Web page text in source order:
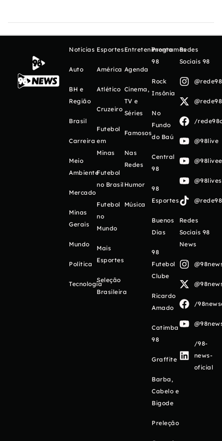
Notícias
Auto
BH e
Região
Brasil
Carreira
Meio
Ambiente
Mercado
Minas
Gerais
Mundo
Política
Tecnologia
Esportes
América
Atlético
Cruzeiro
Futebol
em
Minas
Futebol
no Brasil
Futebol
no
Mundo
Mais
Esportes
Seleção
Brasileira
Entretenimento
Agenda
Cinema,
TV e
Séries
Famosos
Nas
Redes
Humor
Música
Programas
98
Rock
Insônia
No
Fundo
do Baú
Central
98
98
Esportes
Buenos
Días
98
Futebol
Clube
Ricardo
Amado
Catimba
98
Graffite
Barba,
Cabelo e
Bigode
Preleção
Redes
Sociais 98
/
@98live
Redes
Sociais 98
News
/
/98-
news-
oficial